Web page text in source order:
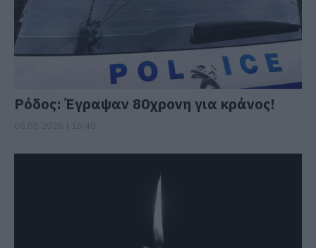
Ρόδος: Έγραψαν 80χρονη για κράνος!